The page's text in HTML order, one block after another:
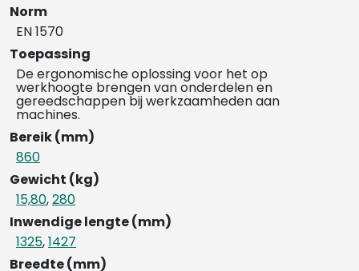
Norm
EN 1570
Toepassing
De ergonomische oplossing voor het op
werkhoogte brengen van onderdelen en
gereedschappen bij werkzaamheden aan
machines.
Bereik (mm)
860
Gewicht (kg)
15,80,280
Inwendige lengte (mm)
1325,1427
Breedte (mm)